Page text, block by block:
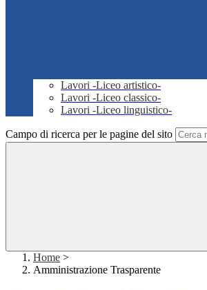
Lavori -Liceo artistico-
Lavori -Liceo classico-
Lavori -Liceo linguistico-
Campo di ricerca per le pagine del sito
Home >
Amministrazione Trasparente